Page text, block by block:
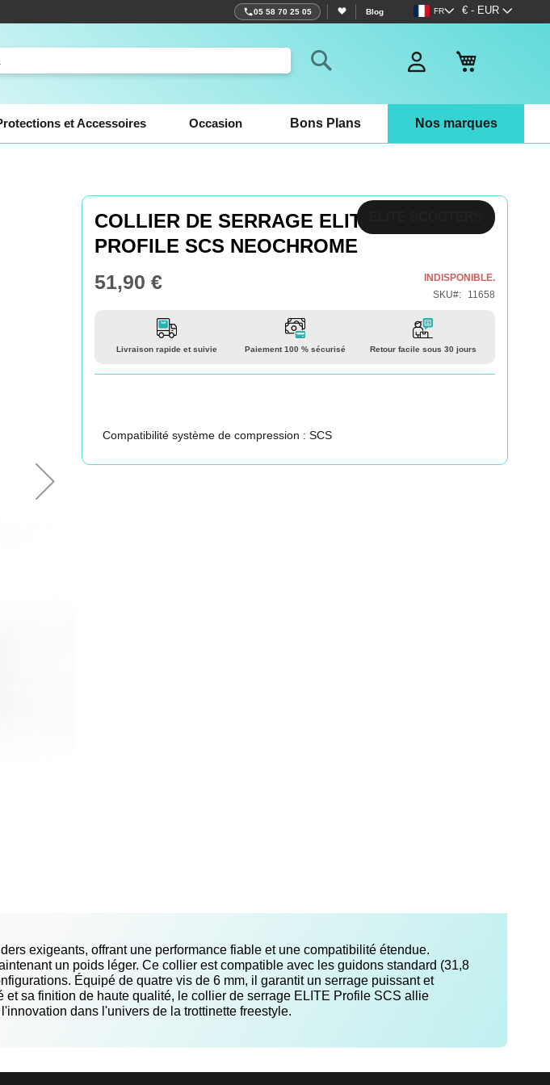
Devise
€ - EUR
Langue
FR
05 58 70 25 05 Blog
et Accessoires Occasion Bons Plans Nos marques
COLLIER DE SERRAGE ELITE
PROFILE SCS NEOCHROME
51,90 €
INDISPONIBLE.
SKU
11658
Livraison rapide et suivie Paiement 100 % sécurisé Retour facile sous 30 jours
Compatibilité système de compression : SCS
exigeants, offrant une performance fiable et une compatibilité étendue.
un poids léger. Ce collier est compatible avec les guidons standard (31,8
Équipé de quatre vis de 6 mm, il garantit un serrage puissant et
sa finition de haute qualité, le collier de serrage ELITE Profile SCS allie
dans l'univers de la trottinette freestyle.